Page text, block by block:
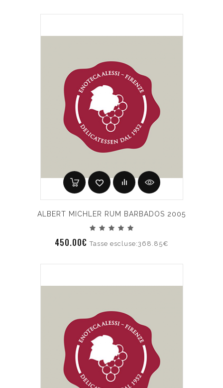
ALBERT MICHLER RUM BARBADOS 2005
450.00€Tasse escluse:368.85€